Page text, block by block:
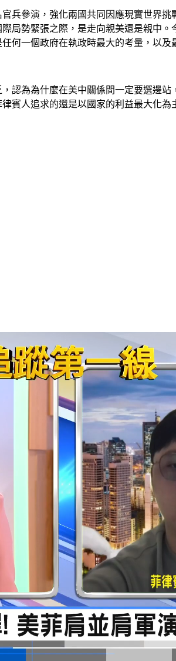
兵參演，強化兩國共同因應現實世界
勢緊張之際，是走向親美還是親中
何一個政府在執政時最大的考量，以
認為為什麼在美中關係間一定要選邊
賓人追求的還是以國家的利益最大化為